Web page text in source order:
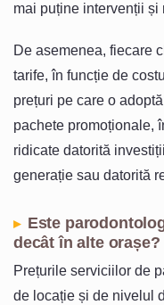
mai puține intervenții și
De asemenea, fiecare
tarife, în funcție de
prețuri pe care o
pachete promoționale,
ridicate datorită
generație sau datorită
Este
decât în alte orașe?
Prețurile serviciilor de
de locație și de nivelul